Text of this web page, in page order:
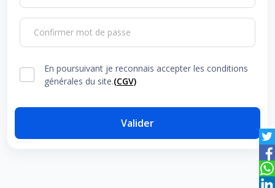
Confirmer mot de passe
En poursuivant je reconnais accepter les conditions
générales du site.(CGV)
Valider